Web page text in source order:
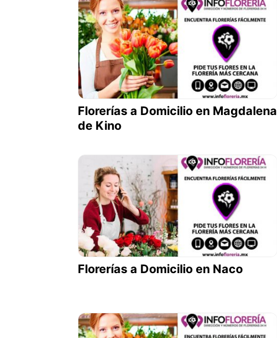
Florerías a Domicilio en Magdalena
de Kino
Florerías a Domicilio en Naco